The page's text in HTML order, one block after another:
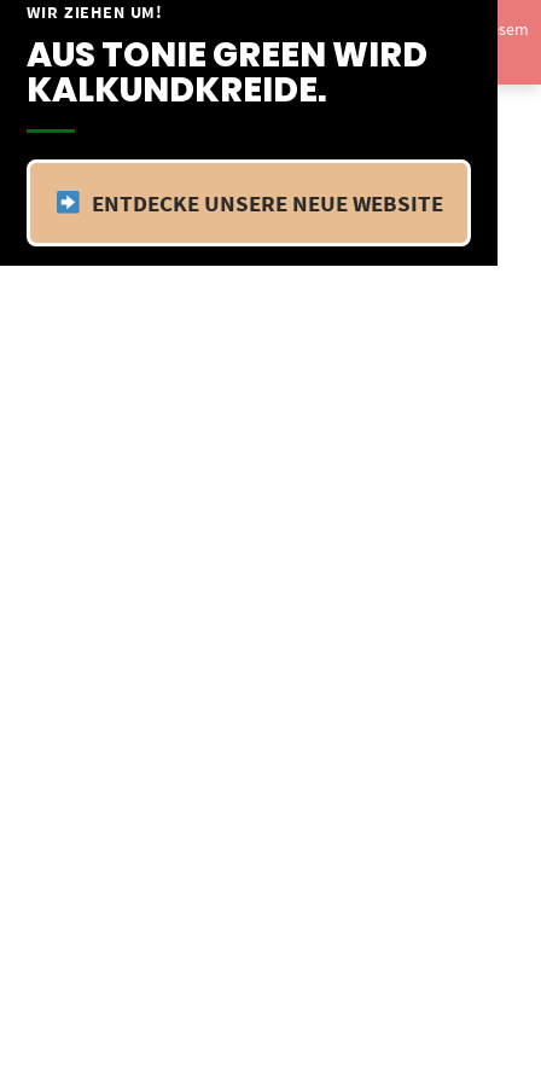
WIR ZIEHEN UM!
AUS TONIE GREEN WIRD
KALKUNDKREIDE.
ENTDECKE UNSERE NEUE WEBSITE
Springe
Inhalt
Vom 09.04.25 - 20.04.25 befinden wir uns im Betriebsurlaub. In diesem
Zeitraum findet kein Versand statt.Ausblenden